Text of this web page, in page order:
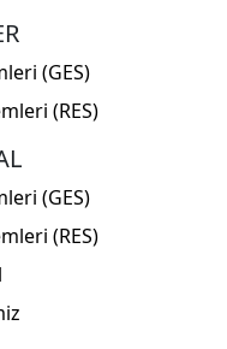
(GES)
(RES)
(GES)
(RES)